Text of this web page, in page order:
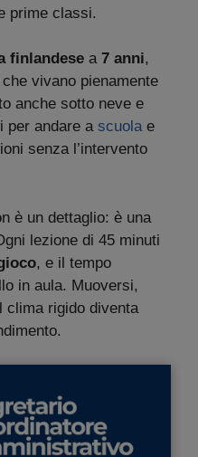
prime classi.
finlandese a 7 anni,
vivano pienamente
anche sotto neve e
per andare a scuolae
senza l’intervento
è un dettaglio: è una
lezione di 45 minuti
, e il tempo
in aula. Muoversi,
clima rigido diventa